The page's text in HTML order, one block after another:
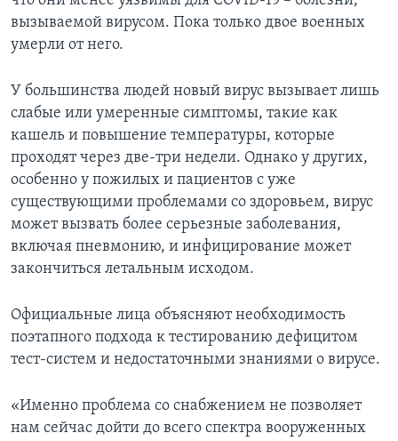
вызываемой вирусом. Пока только двое военных
умерли от него.
У большинства людей новый вирус вызывает лишь
слабые или умеренные симптомы, такие как
кашель и повышение температуры, которые
проходят через две-три недели. Однако у других,
особенно у пожилых и пациентов с уже
существующими проблемами со здоровьем, вирус
может вызвать более серьезные заболевания,
включая пневмонию, и инфицирование может
закончиться летальным исходом.
Официальные лица объясняют необходимость
поэтапного подхода к тестированию дефицитом
тест-систем и недостаточными знаниями о вирусе.
«Именно проблема со снабжением не позволяет
нам сейчас дойти до всего спектра вооруженных